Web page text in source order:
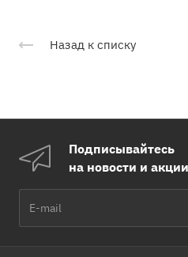
Назад к списку
Подписывайтесь
на новости и акции